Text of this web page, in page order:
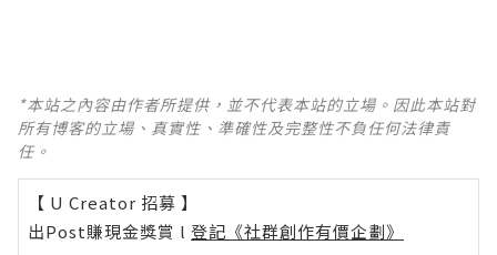
*本站之內容由作者所提供，並不代表本站的立場。因此本站對
所有博客的立場、真實性、準確性及完整性不負任何法律責
任。
【 U Creator 招募 】
出Post賺現金獎賞 l 登記《社群創作有價企劃》